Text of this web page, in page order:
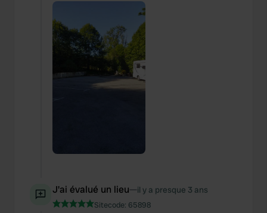
J'ai évalué un lieu—il y a presque 3 ans
Sitecode: 65898